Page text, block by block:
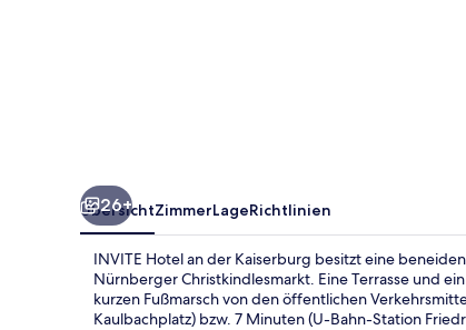
26+
ÜbersichtZimmerLageRichtlinien
INVITE Hotel an der Kaiserburg besitzt eine
Nürnberger Christkindlesmarkt. Eine Terrasse und
kurzen Fußmarsch von den öffentlichen
Kaulbachplatz) bzw. 7 Minuten (U-Bahn-Station